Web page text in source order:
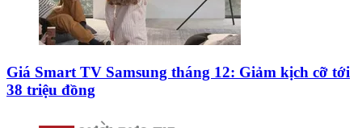
Giá Smart TV Samsung tháng 12: Giảm kịch cỡ tới
38 triệu đồng